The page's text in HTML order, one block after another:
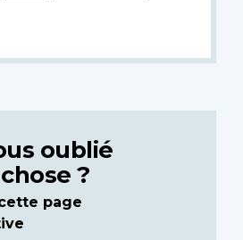
oublié
?
page